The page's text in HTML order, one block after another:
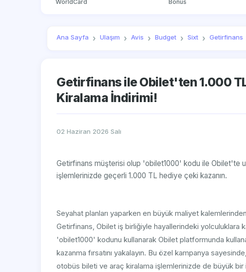
WorldCard Bonus
Ana Sayfa Ulaşım Avis Budget Sixt Getirfinans
Getirfinans ile Obilet'ten 1.000
Kiralama İndirimi!
02 Haziran 2026 Salı
Getirfinans müşterisi olup 'obilet1000' kodu ile Obilet'te
işlemlerinizde geçerli 1.000 TL hediye çeki kazanın.
Seyahat planları yaparken en büyük maliyet
Getirfinans, Obilet iş birliğiyle hayallerindeki yolculuklara
'obilet1000' kodunu kullanarak Obilet platformunda
kazanma fırsatını yakalayın. Bu özel kampanya
otobüs bileti ve araç kiralama işlemlerinizde de büyük